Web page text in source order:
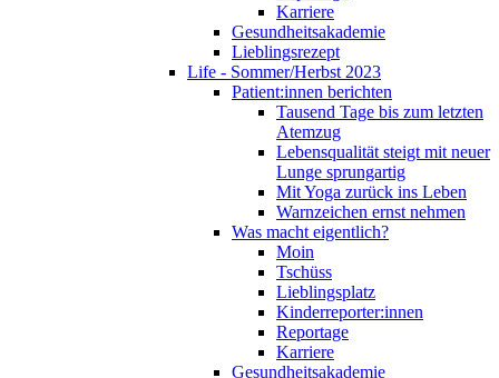
Karriere
Gesundheitsakademie
Lieblingsrezept
Life - Sommer/Herbst 2023
Patient:innen berichten
Tausend Tage bis zum letzten
Atemzug
Lebensqualität steigt mit neuer
Lunge sprungartig
Mit Yoga zurück ins Leben
Warnzeichen ernst nehmen
Was macht eigentlich?
Moin
Tschüss
Lieblingsplatz
Kinderreporter:innen
Reportage
Karriere
Gesundheitsakademie